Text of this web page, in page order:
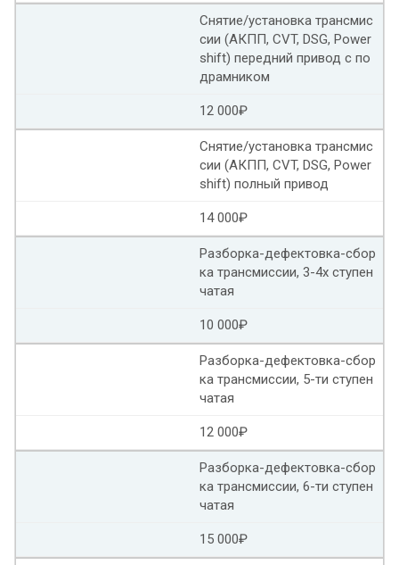
Ремонт вариатора Ниссан кашкай
Ремонт вариатора Ниссан теана
Ремонт вариатора Ниссан х трейл т32
Ремонт вариатора Ниссан патфайндер
Ремонт вариаторов Ниссан рольф
Ремонт вариатора Ниссан мурано z52
Ремонт вариатора Тойота королла
Ремонт вариатора Ауди рольф
Ремонт вариатора Митсубиси аутлендер
Снятие/установка трансмис
сии (АКПП, CVT, DSG, Power
shift) передний привод с по
драмником
12 000₽
Снятие/установка трансмис
сии (АКПП, CVT, DSG, Power
shift) полный привод
14 000₽
Разборка-дефектовка-сбор
ка трансмиссии, 3-4х ступен
чатая
10 000₽
Разборка-дефектовка-сбор
ка трансмиссии, 5-ти ступен
чатая
12 000₽
Разборка-дефектовка-сбор
ка трансмиссии, 6-ти ступен
чатая
15 000₽